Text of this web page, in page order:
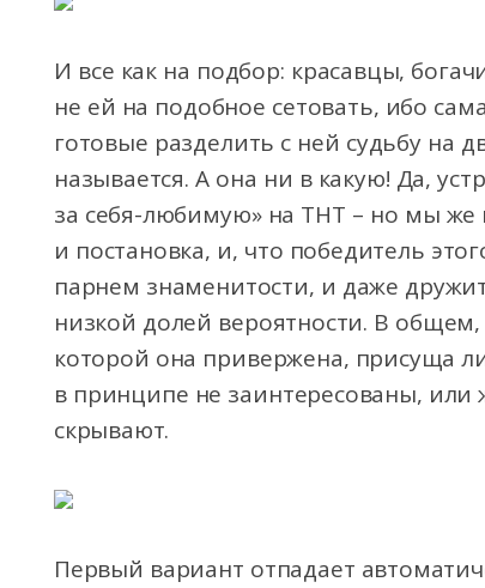
И все как на подбор: красавцы,
не ей на подобное сетовать, ибо
готовые разделить с ней судьбу на
называется. А она ни в какую! Да,
за себя-любимую» на ТНТ – но мы
и постановка, и, что победитель
парнем знаменитости, и даже
низкой долей вероятности. В
которой она привержена, присуща
в принципе не заинтересованы,
скрывают.
Первый вариант отпадает